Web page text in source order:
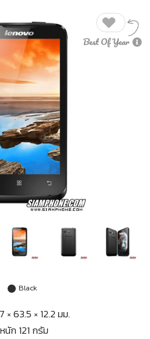
Black
× 63.5 × 12.2 มม.
นัก 121 กรัม